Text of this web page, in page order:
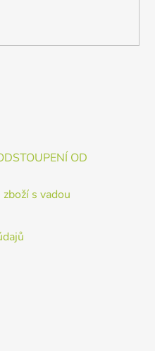
OD
s vadou